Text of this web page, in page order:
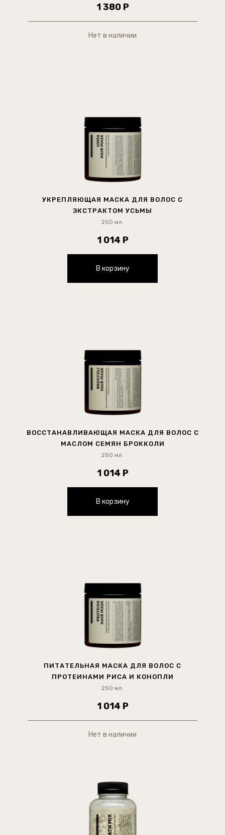
1 380 Р
Нет в наличии
УКРЕПЛЯЮЩАЯ МАСКА ДЛЯ ВОЛОС С
ЭКСТРАКТОМ УСЬМЫ
250 мл.
1 014 Р
В корзину
ВОССТАНАВЛИВАЮЩАЯ МАСКА ДЛЯ ВОЛОС С
МАСЛОМ СЕМЯН БРОККОЛИ
250 мл.
1 014 Р
В корзину
ПИТАТЕЛЬНАЯ МАСКА ДЛЯ ВОЛОС С
ПРОТЕИНАМИ РИСА И КОНОПЛИ
250 мл.
1 014 Р
Нет в наличии